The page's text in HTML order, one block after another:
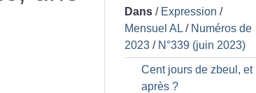
Dans / Expression /
Mensuel AL / Numéros de
2023 / N°339 (juin 2023)
Cent jours de zbeul, et
après ?